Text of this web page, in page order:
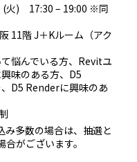
facebookyoutube
(火) 17:30 – 19:00 ※同
11階 J＋Kルーム（アク
悩んでいる方、Revitユ
味のある方、D5
D5 Renderに興味のあ
多数の場合は、抽選と
がございます。